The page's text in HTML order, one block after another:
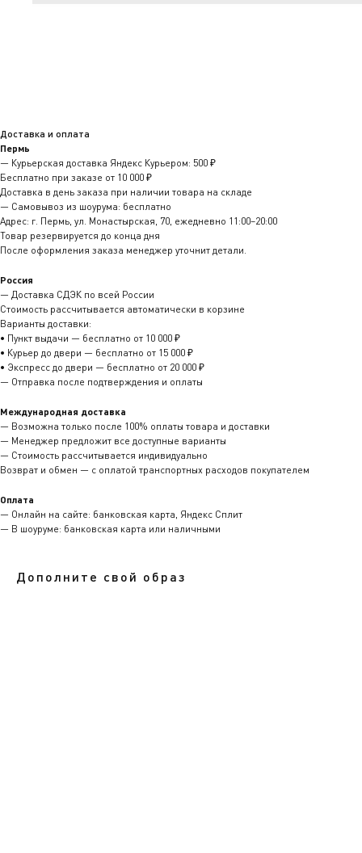
Доставка и оплата
Пермь
— Курьерская доставка Яндекс Курьером: 500 ₽
Бесплатно при заказе от 10 000 ₽
Доставка в день заказа при наличии товара на складе
— Самовывоз из шоурума: бесплатно
Адрес: г. Пермь, ул. Монастырская, 70, ежедневно 11:00–20:00
Товар резервируется до конца дня
После оформления заказа менеджер уточнит детали.
Россия
— Доставка СДЭК по всей России
Стоимость рассчитывается автоматически в корзине
Варианты доставки:
• Пункт выдачи — бесплатно от 10 000 ₽
• Курьер до двери — бесплатно от 15 000 ₽
• Экспресс до двери — бесплатно от 20 000 ₽
— Отправка после подтверждения и оплаты
Международная доставка
— Возможна только после 100% оплаты товара и доставки
— Менеджер предложит все доступные варианты
— Стоимость рассчитывается индивидуально
Возврат и обмен — с оплатой транспортных расходов покупателем
Оплата
— Онлайн на сайте: банковская карта, Яндекс Сплит
— В шоуруме: банковская карта или наличными
Дополните свой образ